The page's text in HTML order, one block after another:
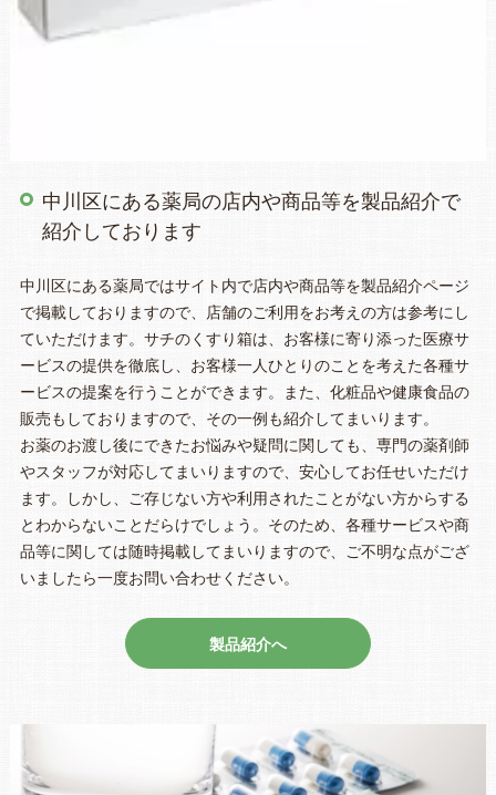
中川区にある薬局の店内や商品等を製品紹介で
紹介しております
中川区にある薬局ではサイト内で店内や商品等を製品紹介ページ
で掲載しておりますので、店舗のご利用をお考えの方は参考にし
ていただけます。サチのくすり箱は、お客様に寄り添った医療サ
ービスの提供を徹底し、お客様一人ひとりのことを考えた各種サ
ービスの提案を行うことができます。また、化粧品や健康食品の
販売もしておりますので、その一例も紹介してまいります。
お薬のお渡し後にできたお悩みや疑問に関しても、専門の薬剤師
やスタッフが対応してまいりますので、安心してお任せいただけ
ます。しかし、ご存じない方や利用されたことがない方からする
とわからないことだらけでしょう。そのため、各種サービスや商
品等に関しては随時掲載してまいりますので、ご不明な点がござ
いましたら一度お問い合わせください。
製品紹介へ